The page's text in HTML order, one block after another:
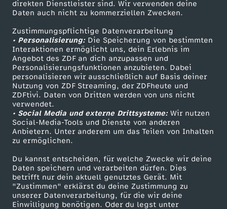
direkten Dienstleister sind. Wir verwenden deine
Daten auch nicht zu kommerziellen Zwecken.
Zustimmungspflichtige Datenverarbeitung
• Personalisierung:Die Speicherung von bestimmten
Interaktionen ermöglicht uns, dein Erlebnis im
Angebot des ZDF an dich anzupassen und
Personalisierungsfunktionen anzubieten. Dabei
personalisieren wir ausschließlich auf Basis deiner
Nutzung von ZDF Streaming, der ZDFheute und
ZDFtivi. Daten von Dritten werden von uns nicht
verwendet.
• Social Media und externe Drittsysteme:Wir nutzen
Social-Media-Tools und Dienste von anderen
Anbietern. Unter anderem um das Teilen von Inhalten
zu ermöglichen.
Du kannst entscheiden, für welche Zwecke wir deine
Daten speichern und verarbeiten dürfen. Dies
betrifft nur dein aktuell genutztes Gerät. Mit
"Zustimmen" erklärst du deine Zustimmung zu
unserer Datenverarbeitung, für die wir deine
Einwilligung benötigen. Oder du legst unter
T
r
u
m
p
s
Z
o
ZDFtext
Livestreams
Sendungen A-Z
TV-Programm
Tickets
Zuschauerservice
Hilfe
ZDF Unternehmen
Karriere
ZDF goes Schule
Werbefernsehen
Mainzelmännchen